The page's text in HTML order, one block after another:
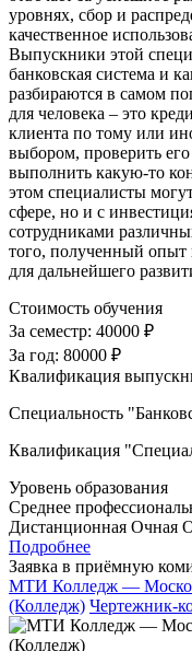
уровнях, сбор и
качественное
Выпускники этой
банковская система и
разбираются в самом
для человека – это
клиента по тому или
выбором, проверить
выполнить какую-то
этом специалисты
сфере, но и с
сотрудниками
того, полученный опыт
для дальнейшего
Стоимость обучения
За семестр: 40000 ₽
За год: 80000 ₽
Квалификация
Специальность
Квалификация
Уровень образования
Среднее
Дистанционная Очная
Подробнее
Заявка в приёмную
МТИ Колледж —
(Колледж) Чертежник-